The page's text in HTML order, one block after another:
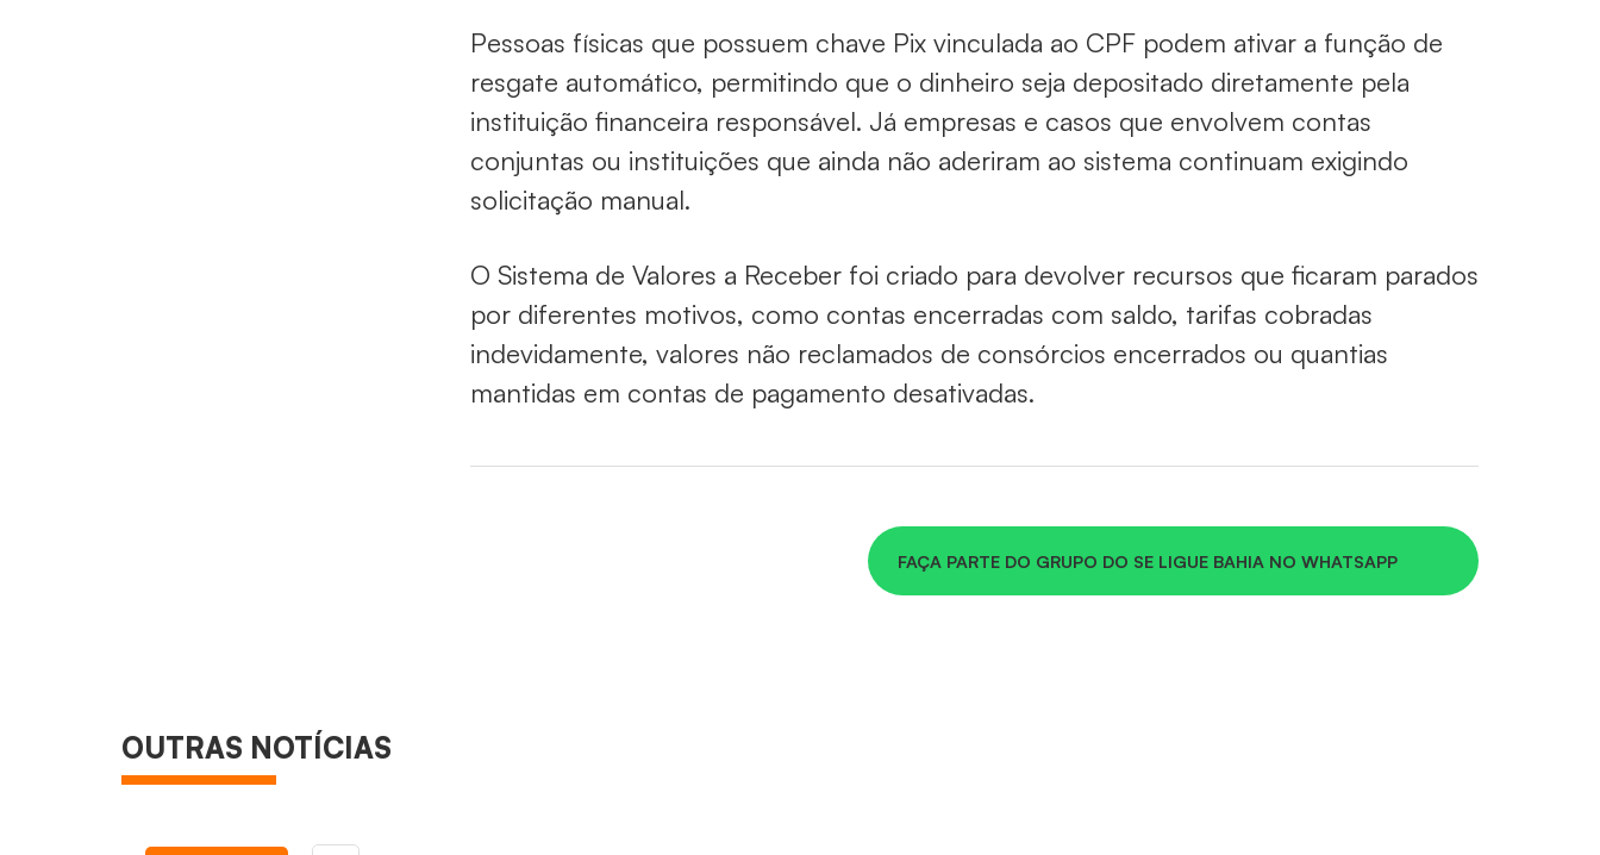
Pessoas físicas que possuem chave Pix vinculada ao CPF podem ativar a função de
resgate automático, permitindo que o dinheiro seja depositado diretamente pela
instituição financeira responsável. Já empresas e casos que envolvem contas
conjuntas ou instituições que ainda não aderiram ao sistema continuam exigindo
solicitação manual.
O Sistema de Valores a Receber foi criado para devolver recursos que ficaram parados
por diferentes motivos, como contas encerradas com saldo, tarifas cobradas
indevidamente, valores não reclamados de consórcios encerrados ou quantias
mantidas em contas de pagamento desativadas.
FAÇA PARTE DO GRUPO DO SE LIGUE BAHIA NO WHATSAPP
OUTRAS NOTÍCIAS